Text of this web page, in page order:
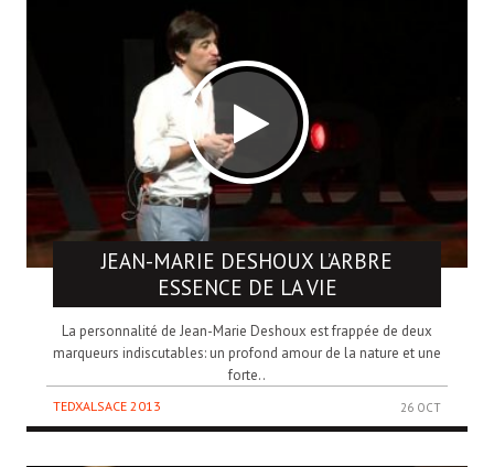
JEAN-MARIE DESHOUX L’ARBRE
ESSENCE DE LA VIE
La personnalité de Jean-Marie Deshoux est frappée de deux
marqueurs indiscutables: un profond amour de la nature et une
forte..
TEDXALSACE 2013 26 OCT